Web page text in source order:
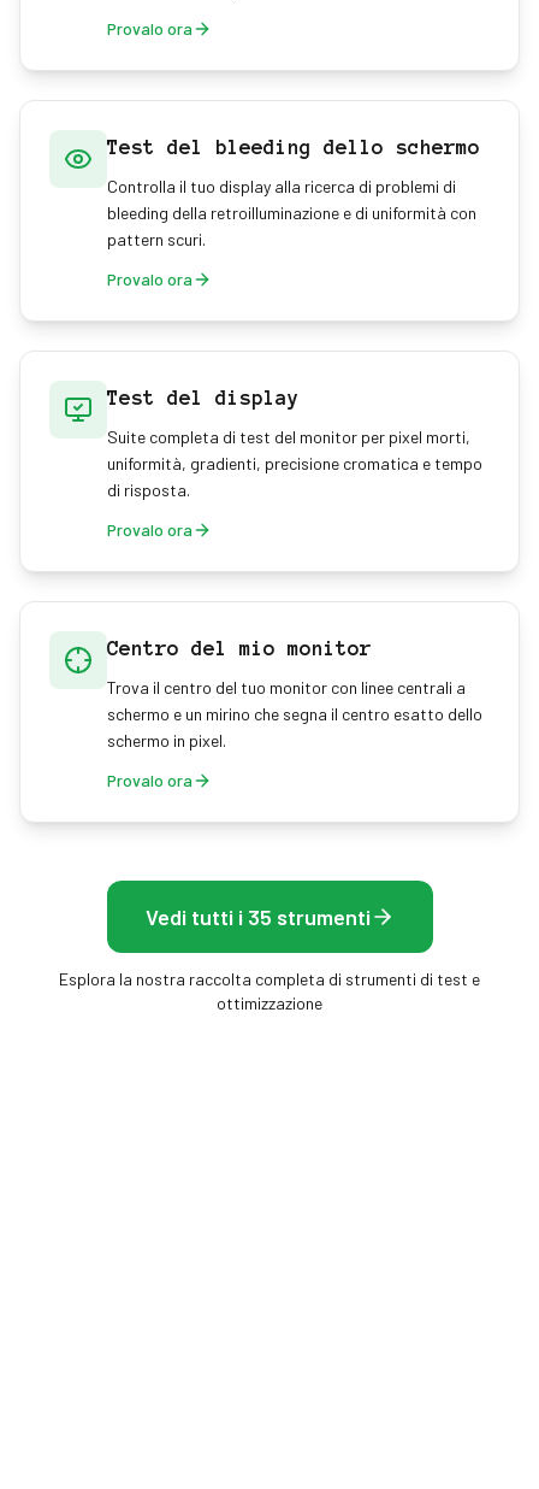
Provalo ora
Test del bleeding dello schermo
Controlla il tuo display alla ricerca di problemi di
bleeding della retroilluminazione e di uniformità con
pattern scuri.
Provalo ora
Test del display
Suite completa di test del monitor per pixel morti,
uniformità, gradienti, precisione cromatica e tempo
di risposta.
Provalo ora
Centro del mio monitor
Trova il centro del tuo monitor con linee centrali a
schermo e un mirino che segna il centro esatto dello
schermo in pixel.
Provalo ora
Vedi tutti i 35 strumenti
Esplora la nostra raccolta completa di strumenti di test e
ottimizzazione